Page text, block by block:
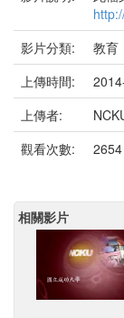
影片分類:
教育
上傳時間:
上傳者:
觀看次數:
2654
相關影片